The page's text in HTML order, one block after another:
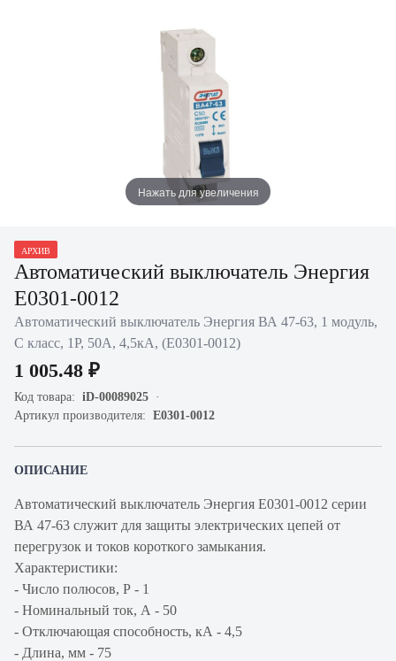
Нажать для увеличения
АРХИВ
Автоматический выключатель Энергия
Е0301-0012
Автоматический выключатель Энергия ВА 47-63, 1 модуль,
C класс, 1P, 50А, 4,5кА, (Е0301-0012)
1 005.48 ₽
Код товара: iD-00089025
Артикул производителя: Е0301-0012
ОПИСАНИЕ
Автоматический выключатель Энергия Е0301-0012 серии
ВА 47-63 служит для защиты электрических цепей от
перегрузок и токов короткого замыкания.
Характеристики:
- Число полюсов, Р - 1
- Номинальный ток, А - 50
- Отключающая способность, кА - 4,5
- Длина, мм - 75